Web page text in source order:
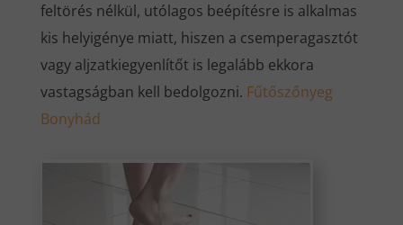
feltörés nélkül, utólagos beépítésre is alkalmas
kis helyigénye miatt, hiszen a csemperagasztót
vagy aljzatkiegyenlítőt is legalább ekkora
vastagságban kell bedolgozni. Fűtőszőnyeg
Bonyhád